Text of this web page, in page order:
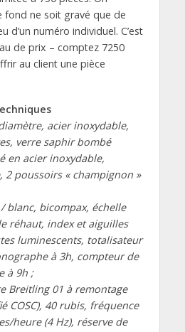
fond ne soit gravé que de
d’un numéro individuel. C’est
de prix – comptez 7250
au client une pièce
acier inoxydable,
verre saphir bombé
en acier inoxydable,
2 poussoirs « champignon »
blanc, bicompax, échelle
réhaut, index et aiguilles
luminescents, totalisateur
à 3h, compteur de
à 9h ;
Breitling 01 à remontage
COSC), 40 rubis, fréquence
heure (4 Hz), réserve de